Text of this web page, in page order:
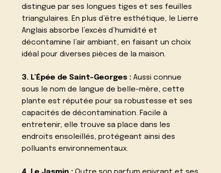
distingue par ses longues tiges et ses feuilles
triangulaires. En plus d’être esthétique, le Lierre
Anglais absorbe l’excès d’humidité et
décontamine l’air ambiant, en faisant un choix
idéal pour diverses pièces de la maison.
3. L’Épée de Saint-Georges : Aussi connue
sous le nom de langue de belle-mère, cette
plante est réputée pour sa robustesse et ses
capacités de décontamination. Facile à
entretenir, elle trouve sa place dans les
endroits ensoleillés, protégeant ainsi des
polluants environnementaux.